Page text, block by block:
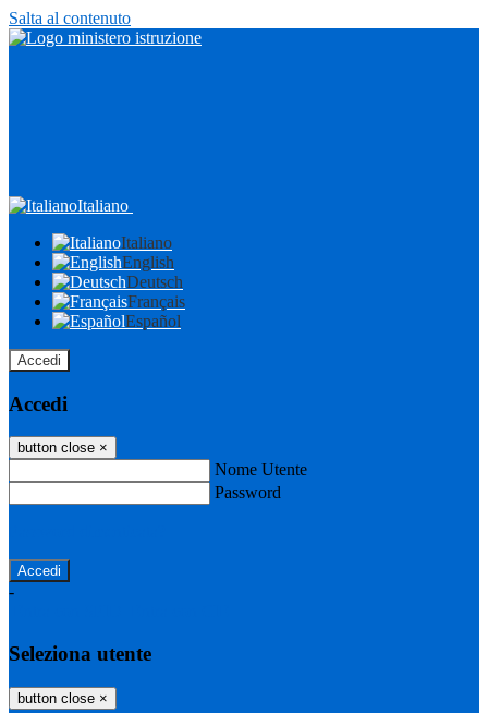
Salta al contenuto
Italiano
Italiano
English
Deutsch
Français
Español
Accedi
Accedi
button close ×
Nome Utente
Password
-
Seleziona utente
button close ×